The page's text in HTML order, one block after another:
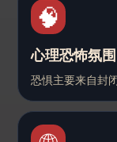
🧠
心理恐怖氛围
恐惧主要来自封